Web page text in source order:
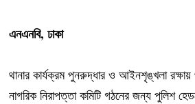
এনএনবি, ঢাকা
থানার কার্যক্রম পুনরুদ্ধার ও আইনশৃঙ্খলা রক্ষায়
নাগরিক নিরাপত্তা কমিটি গঠনের জন্য পুলিশ